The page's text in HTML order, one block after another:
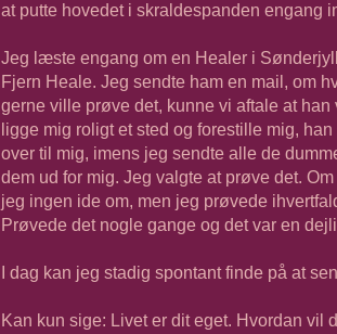
at putte hovedet i skraldespanden engang
Jeg læste engang om en Healer i
Fjern Heale. Jeg sendte ham en mail, om
gerne ville prøve det, kunne vi aftale at
ligge mig roligt et sted og forestille mig,
over til mig, imens jeg sendte alle de
dem ud for mig. Jeg valgte at prøve det.
jeg ingen ide om, men jeg prøvede
Prøvede det nogle gange og det var en
I dag kan jeg stadig spontant finde på at
Kan kun sige: Livet er dit eget. Hvordan vil